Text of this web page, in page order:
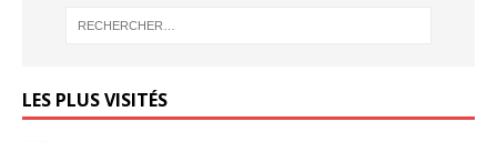
LES PLUS VISITÉS